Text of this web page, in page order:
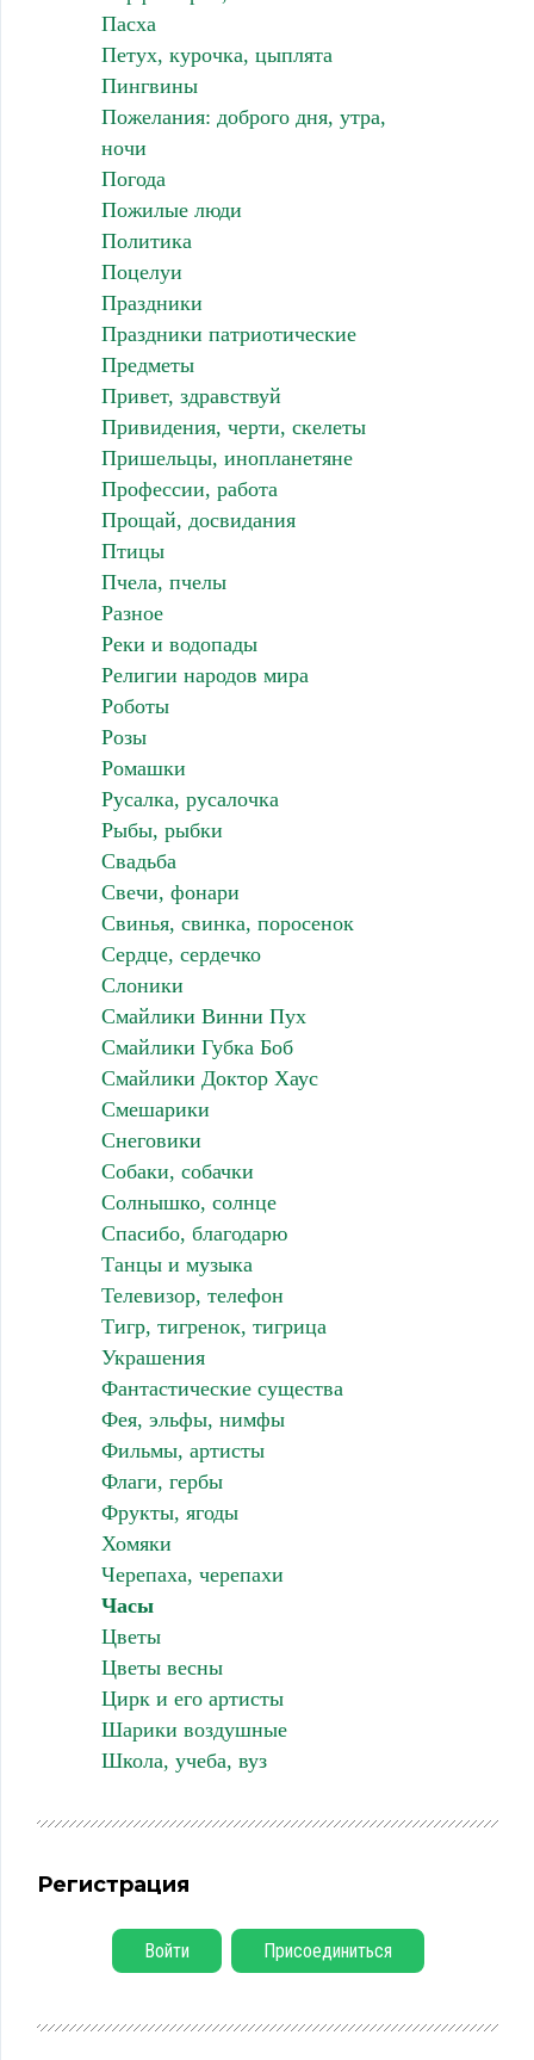
Пасха
Петух, курочка, цыплята
Пингвины
Пожелания: доброго дня, утра,
ночи
Погода
Пожилые люди
Политика
Поцелуи
Праздники
Праздники патриотические
Предметы
Привет, здравствуй
Привидения, черти, скелеты
Пришельцы, инопланетяне
Профессии, работа
Прощай, досвидания
Птицы
Пчела, пчелы
Разное
Реки и водопады
Религии народов мира
Роботы
Розы
Ромашки
Русалка, русалочка
Рыбы, рыбки
Свадьба
Свечи, фонари
Свинья, свинка, поросенок
Сердце, сердечко
Слоники
Смайлики Винни Пух
Смайлики Губка Боб
Смайлики Доктор Хаус
Смешарики
Снеговики
Собаки, собачки
Солнышко, солнце
Спасибо, благодарю
Танцы и музыка
Телевизор, телефон
Тигр, тигренок, тигрица
Украшения
Фантастические существа
Фея, эльфы, нимфы
Фильмы, артисты
Флаги, гербы
Фрукты, ягоды
Хомяки
Черепаха, черепахи
Часы
Цветы
Цветы весны
Цирк и его артисты
Шарики воздушные
Школа, учеба, вуз
Регистрация
Войти Присоединиться